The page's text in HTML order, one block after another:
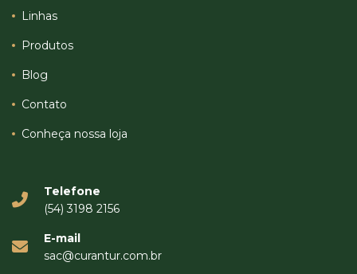
Linhas
Produtos
Blog
Contato
Conheça nossa loja
Telefone
(54) 3198 2156
E-mail
sac@curantur.com.br